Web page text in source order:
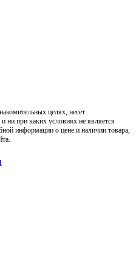
целях, несет
ни при каких условиях не является
информации о цене и наличии товара,